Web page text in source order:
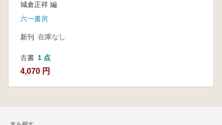
城倉正祥 編
六一書房
新刊 在庫なし
古書 1 点
4,070 円